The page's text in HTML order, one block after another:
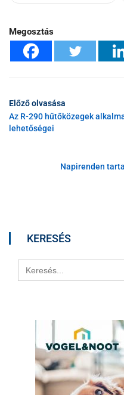
Megosztás
Előző olvasása
Az R-290 hűtőközegek
lehetőségei
Napirenden
KERESÉS
Search
for: